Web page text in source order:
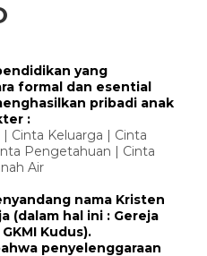
yang
formal dan esential
pribadi anak
:
Cinta Keluarga | Cinta
Pengetahuan | Cinta
Air
nama Kristen
(dalam hal ini : Gereja
Kudus).
penyelenggaraan